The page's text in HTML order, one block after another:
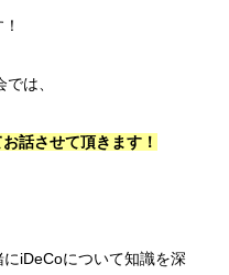
は、
話させて頂きます！
iDeCoについて知識を深